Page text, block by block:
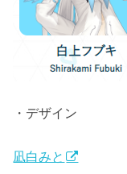
・デザイン
凪白みと